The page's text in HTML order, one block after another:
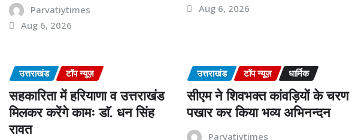
Parvatiytimes
Aug 6, 2026
Aug 6, 2026
उत्तराखंड टॉप न्यूज़
सहकारिता में हरियाणा व उत्तराखंड
मिलकर करेंगे कामः डाॅ. धन सिंह
रावत
उत्तराखंड टॉप न्यूज़ धार्मिक
सीएम ने शिवभक्त कांवड़ियों के चरण
पखार कर किया भव्य अभिनन्दन
Parvatiytimes